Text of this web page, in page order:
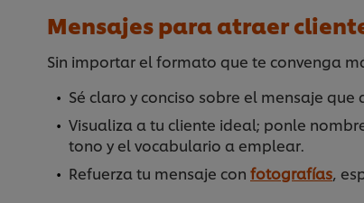
Mensajes para atraer
Sin importar el formato que te convenga
Sé claro y conciso sobre el mensaje
Visualiza a tu cliente ideal; ponle
tono y el vocabulario a emplear.
Refuerza tu mensaje con fotografías,